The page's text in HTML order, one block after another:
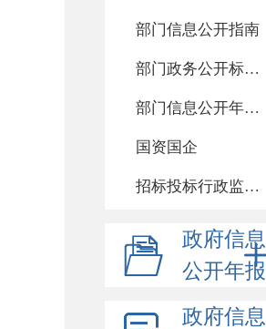
部门信息公开指南
部门政务公开标准化目录
部门信息公开年度报告
国资国企
招标投标行政监督责任清单
政府信息
公开年报
政府信息